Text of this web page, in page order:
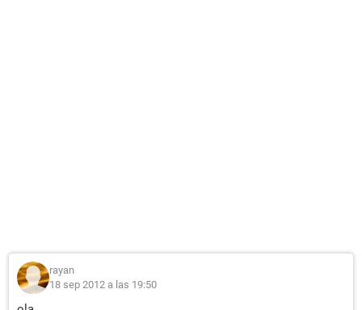
rayan
18 sep 2012 a las 19:50